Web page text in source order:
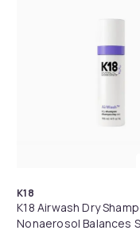
til HDMI Converter
K18
K18 Airwash Dry
Nonaerosol Balances